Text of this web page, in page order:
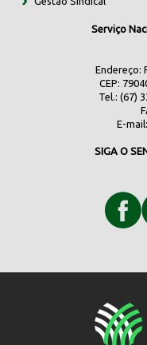
Serviço
Endereço:
CEP:
Tel.: (67)
E-mail:
SIGA O